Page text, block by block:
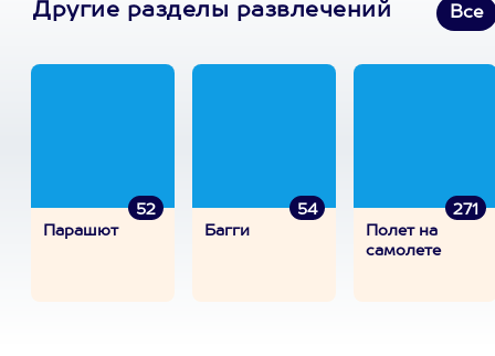
Другие разделы развлечений Все
52
Парашют
54
Багги
271
Полет на
самолете